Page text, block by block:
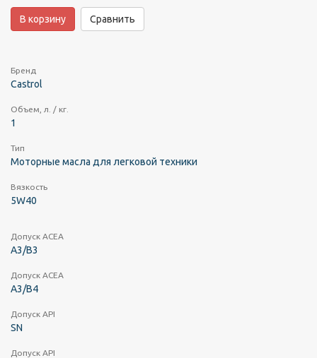
В корзину Сравнить
Бренд
Castrol
Объем, л. / кг.
1
Тип
Моторные масла для легковой техники
Вязкость
5W40
Допуск ACEA
A3/B3
Допуск ACEA
A3/B4
Допуск API
SN
Допуск API